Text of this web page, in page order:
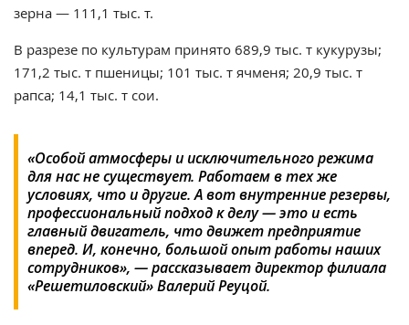
зерна — 111,1 тыс. т.
В разрезе по культурам принято 689,9 тыс. т кукурузы;
171,2 тыс. т пшеницы; 101 тыс. т ячменя; 20,9 тыс. т
рапса; 14,1 тыс. т сои.
«Особой атмосферы и исключительного режима
для нас не существует. Работаем в тех же
условиях, что и другие. А вот внутренние резервы,
профессиональный подход к делу — это и есть
главный двигатель, что движет предприятие
вперед. И, конечно, большой опыт работы наших
сотрудников», — рассказывает директор филиала
«Решетиловский» Валерий Реуцой.